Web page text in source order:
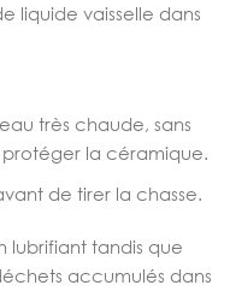
liquide vaisselle dans
très chaude, sans
protéger la céramique.
de tirer la chasse.
lubrifiant tandis que
accumulés dans